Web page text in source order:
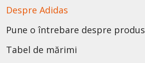
Despre Adidas
Pune o întrebare despre produs
Tabel de mărimi